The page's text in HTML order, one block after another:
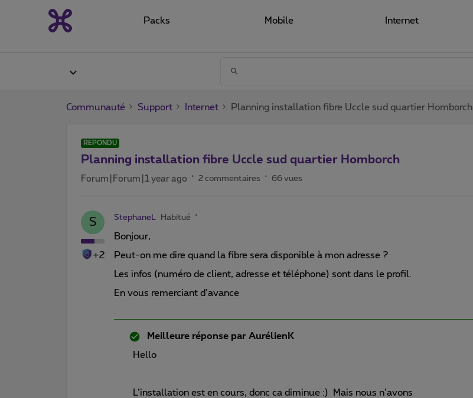
Packs Mobile Internet
Communauté Support Internet Planning installation fibre Uccle sud quartier Homborch
RÉPONDU
Planning installation fibre Uccle sud quartier Homborch
Forum|Forum|1 year ago 2 commentaires 66 vues
S
+2
StephaneL Habitué
Bonjour,
Peut-on me dire quand la fibre sera disponible à mon adresse ?
Les infos (numéro de client, adresse et téléphone) sont dans le profil.
En vous remerciant d’avance
Meilleure réponse par AurélienK
Hello
L’installation est en cours, donc ca diminue :) Mais nous n’avons